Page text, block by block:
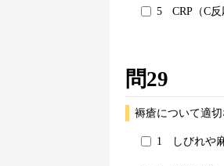
5 CRP（C
問29
褥瘡について適
1 しびれや